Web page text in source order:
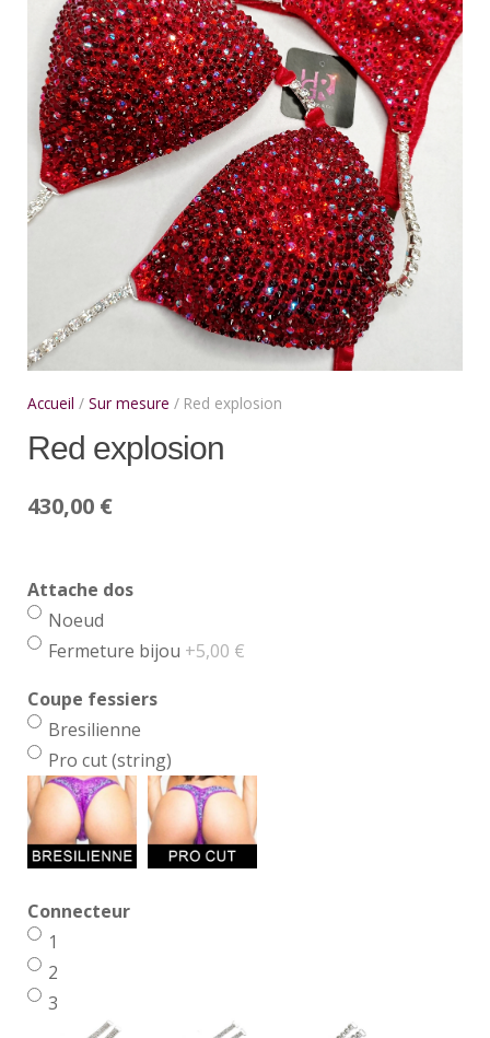
Accueil / Sur mesure / Red explosion
Red explosion
430,00 €
Attache dos
Noeud
Fermeture bijou +5,00 €
Coupe fessiers
Bresilienne
Pro cut (string)
Connecteur
1
2
3